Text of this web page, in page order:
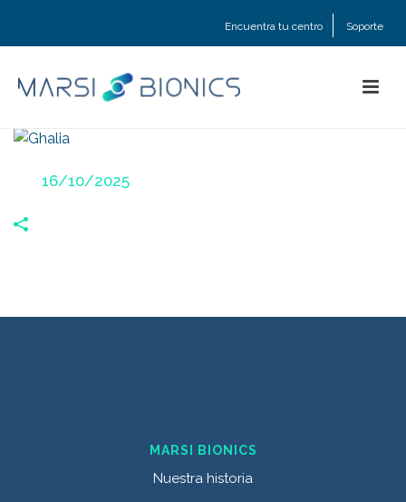
Encuentra tu centro Soporte
GHALIA
Posted
16/10/2025
MARSI BIONICS
Nuestra historia